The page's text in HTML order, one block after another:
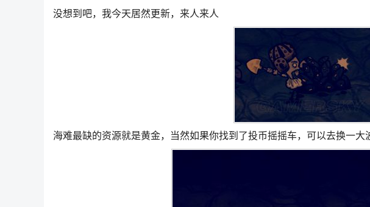
没想到吧，我今天居然更新，来人来人
海难最缺的资源就是黄金，当然如果你找到了投币摇摇车，可以去换一